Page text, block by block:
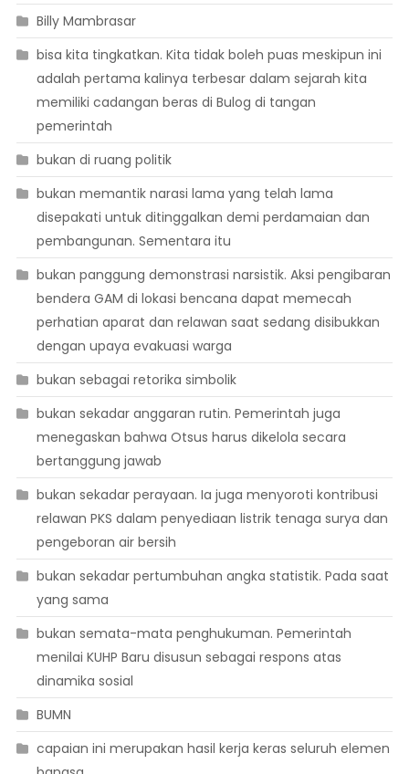
Billy Mambrasar
bisa kita tingkatkan. Kita tidak boleh puas meskipun ini
adalah pertama kalinya terbesar dalam sejarah kita
memiliki cadangan beras di Bulog di tangan
pemerintah
bukan di ruang politik
bukan memantik narasi lama yang telah lama
disepakati untuk ditinggalkan demi perdamaian dan
pembangunan. Sementara itu
bukan panggung demonstrasi narsistik. Aksi pengibaran
bendera GAM di lokasi bencana dapat memecah
perhatian aparat dan relawan saat sedang disibukkan
dengan upaya evakuasi warga
bukan sebagai retorika simbolik
bukan sekadar anggaran rutin. Pemerintah juga
menegaskan bahwa Otsus harus dikelola secara
bertanggung jawab
bukan sekadar perayaan. Ia juga menyoroti kontribusi
relawan PKS dalam penyediaan listrik tenaga surya dan
pengeboran air bersih
bukan sekadar pertumbuhan angka statistik. Pada saat
yang sama
bukan semata-mata penghukuman. Pemerintah
menilai KUHP Baru disusun sebagai respons atas
dinamika sosial
BUMN
capaian ini merupakan hasil kerja keras seluruh elemen